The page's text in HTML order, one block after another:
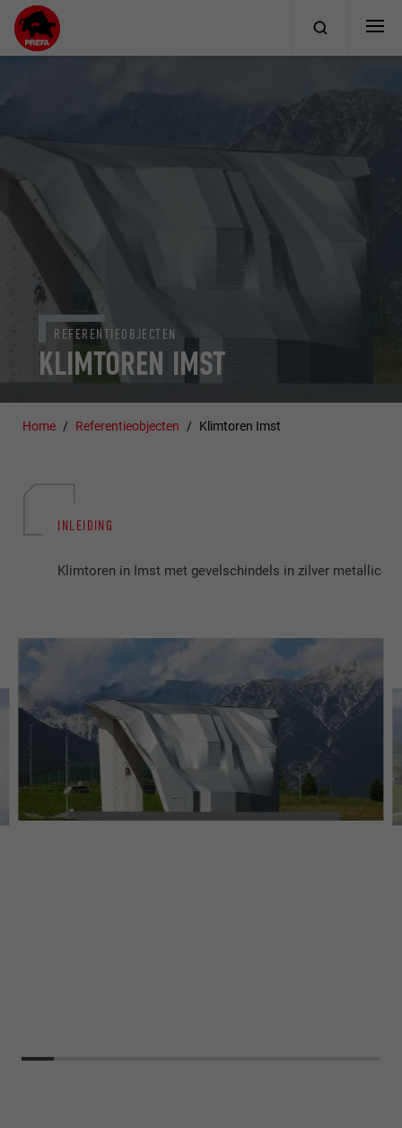
KLIMTOREN IMST
REFERENTIEOBJECTEN
Home Referentieobjecten Klimtoren Imst
INLEIDING
Klimtoren in Imst met gevelschindels in zilver metallic